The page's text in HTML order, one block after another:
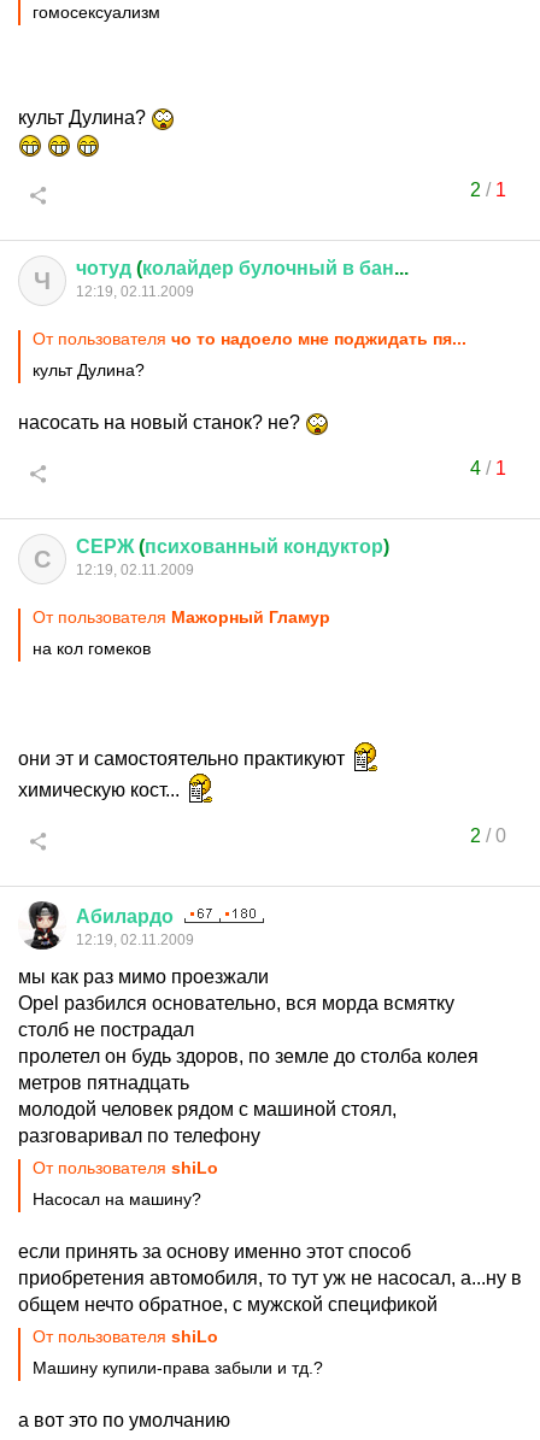
гомосексуализм
культ Дулина?
2 / 1
Ч чотуд (колайдер булочный в бан...
12:19, 02.11.2009
От пользователя чо то надоело мне поджидать пя...
культ Дулина?
насосать на новый станок? не?
4/ 1
С СЕРЖ (психованный кондуктор)
12:19, 02.11.2009
От пользователя Мажорный Гламур
на кол гомеков
они эт и самостоятельно практикуют
химическую кост...
2 /0
Абилардо
12:19, 02.11.2009
мы как раз мимо проезжали
Opel разбился основательно, вся морда всмятку
столб не пострадал
пролетел он будь здоров, по земле до столба колея
метров пятнадцать
молодой человек рядом с машиной стоял,
разговаривал по телефону
От пользователя shiLo
Насосал на машину?
если принять за основу именно этот способ
приобретения автомобиля, то тут уж не насосал, а...ну в
общем нечто обратное, с мужской спецификой
От пользователя shiLo
Машину купили-права забыли и тд.?
а вот это по умолчанию